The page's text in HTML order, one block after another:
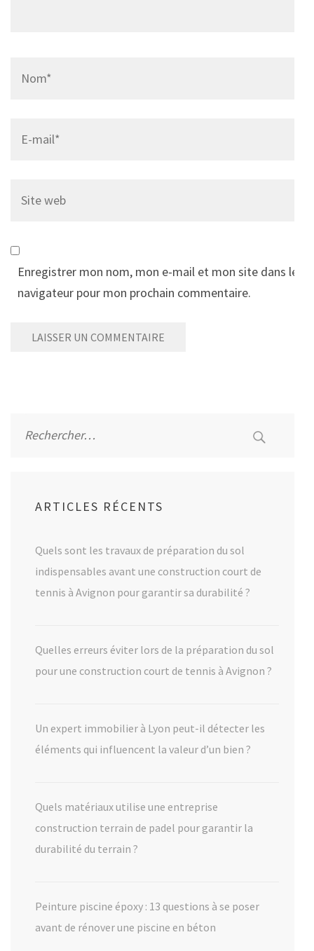
web
Enregistrer mon nom, mon e-mail et mon site dans le
navigateur pour mon prochain commentaire.
ARTICLES RÉCENTS
Quels sont les travaux de préparation du sol
indispensables avant une construction court de
tennis à Avignon pour garantir sa durabilité ?
Quelles erreurs éviter lors de la préparation du sol
pour une construction court de tennis à Avignon ?
Un expert immobilier à Lyon peut-il détecter les
éléments qui influencent la valeur d’un bien ?
Quels matériaux utilise une entreprise
construction terrain de padel pour garantir la
durabilité du terrain ?
Peinture piscine époxy : 13 questions à se poser
avant de rénover une piscine en béton